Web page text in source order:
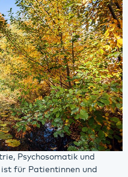
Psychosomatik und
für Patientinnen und